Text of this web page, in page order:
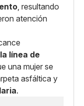
, resultando
atención
línea de
una mujer se
asfáltica y
.